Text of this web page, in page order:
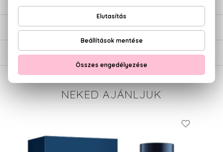
SZÁLLÍTÁS
NEKED AJÁNLJUK